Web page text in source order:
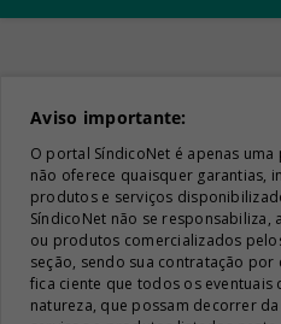
Aviso importante:
O portal SíndicoNet é apenas
não oferece quaisquer garantias,
produtos e serviços
SíndicoNet não se
ou produtos comercializados
seção, sendo sua contratação
fica ciente que todos os
natureza, que possam decorrer